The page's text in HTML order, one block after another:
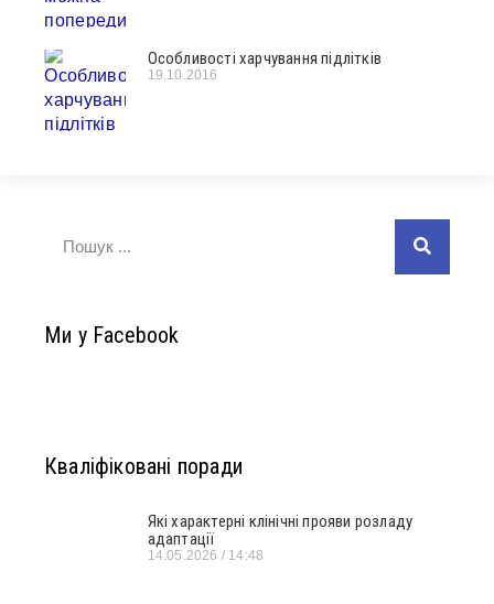
Особливості харчування підлітків
19.10.2016
Ми у Facebook
Кваліфіковані поради
Які характерні клінічні прояви розладу
адаптації
14.05.2026 14:48